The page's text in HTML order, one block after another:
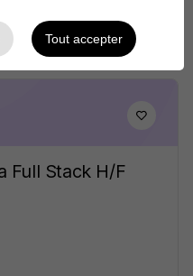
il y a 17 jours
Full Stack H/F
Tout accepter